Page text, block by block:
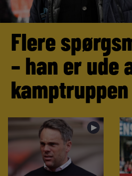
Flere
– han er ude
kamptruppen
►